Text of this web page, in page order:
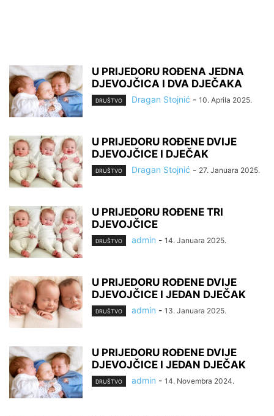
U PRIJEDORU ROĐENA JEDNA
DJEVOJČICA I DVA DJEČAKA
DRUŠTVO Dragan Stojnić - 10. Aprila 2025.
U PRIJEDORU ROĐENE DVIJE
DJEVOJČICE I DJEČAK
DRUŠTVO Dragan Stojnić - 27. Januara 2025.
U PRIJEDORU ROĐENE TRI
DJEVOJČICE
DRUŠTVO admin - 14. Januara 2025.
U PRIJEDORU ROĐENE DVIJE
DJEVOJČICE I JEDAN DJEČAK
DRUŠTVO admin - 13. Januara 2025.
U PRIJEDORU ROĐENE DVIJE
DJEVOJČICE I JEDAN DJEČAK
DRUŠTVO admin - 14. Novembra 2024.